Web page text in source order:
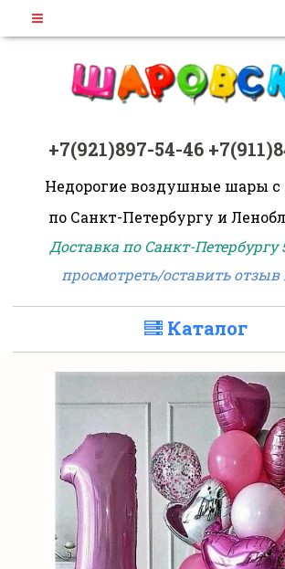
+7(921)897-54-46
Недорогие воздушные шары с
по Санкт-Петербургу и
Доставка по Санкт-Петербургу
просмотреть/оставить отзыв
Каталог